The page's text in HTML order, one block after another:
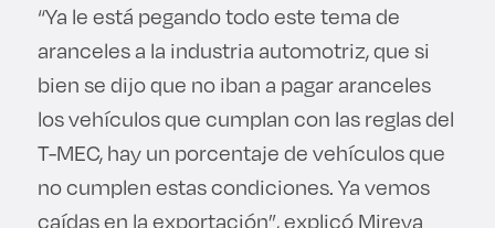
“Ya le está pegando todo este tema de
aranceles a la industria automotriz, que si
bien se dijo que no iban a pagar aranceles
los vehículos que cumplan con las reglas del
T-MEC, hay un porcentaje de vehículos que
no cumplen estas condiciones. Ya vemos
caídas en la exportación”, explicó Mireya